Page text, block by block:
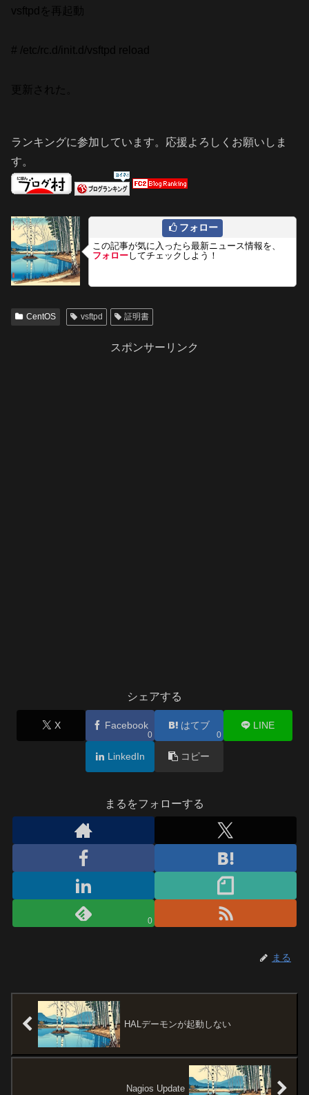
vsftpdを再起動
# /etc/rc.d/init.d/vsftpd reload
更新された。
ランキングに参加しています。応援よろしくお願いしま
す。
フォロー
この記事が気に入ったら最新ニュース情報を、
フォローしてチェックしよう！
CentOS vsftpd 証明書
スポンサーリンク
シェアする
X Facebook
0
はてブ
0
LINE
LinkedIn コピー
まるをフォローする
0
まる
HALデーモンが起動しない
Nagios Update